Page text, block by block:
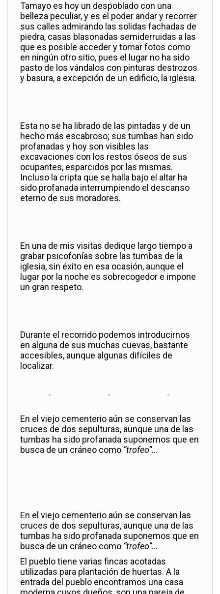
Tamayo es hoy un despoblado con una
belleza peculiar, y es el poder andar y recorrer
sus calles admirando las solidas fachadas de
piedra, casas blasonadas semiderruidas a las
que es posible acceder y tomar fotos como
en ningún otro sitio, pues el lugar no ha sido
pasto de los vándalos con pinturas destrozos
y basura, a excepción de un edificio, la iglesia.
Esta no se ha librado de las pintadas y de un
hecho más escabroso; sus tumbas han sido
profanadas y hoy son visibles las
excavaciones con los restos óseos de sus
ocupantes, esparcidos por las mismas.
Incluso la cripta que se halla bajo el altar ha
sido profanada interrumpiendo el descanso
eterno de sus moradores.
En una de mis visitas dedique largo tiempo a
grabar psicofonías sobre las tumbas de la
iglesia, sin éxito en esa ocasión, aunque el
lugar por la noche es sobrecogedor e impone
un gran respeto.
Durante el recorrido podemos introducirnos
en alguna de sus muchas cuevas, bastante
accesibles, aunque algunas difíciles de
localizar.
En el viejo cementerio aún se conservan las
cruces de dos sepulturas, aunque una de las
tumbas ha sido profanada suponemos que en
busca de un cráneo como “trofeo”…
En el viejo cementerio aún se conservan las
cruces de dos sepulturas, aunque una de las
tumbas ha sido profanada suponemos que en
busca de un cráneo como “trofeo”…
El pueblo tiene varias fincas acotadas
utilizadas para plantación de huertas. A la
entrada del pueblo encontramos una casa